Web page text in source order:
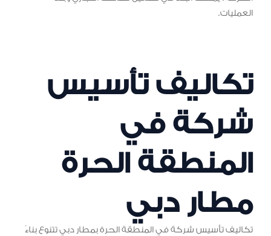
العمليات.
تكاليف تأسيس
شركة في
المنطقة الحرة
مطار دبي
تكاليف تأسيس شركة في المنطقة الحرة بمطار دبي تتنوع بناءً